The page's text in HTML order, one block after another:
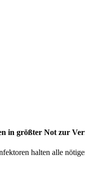
in größter Not zur
halten alle